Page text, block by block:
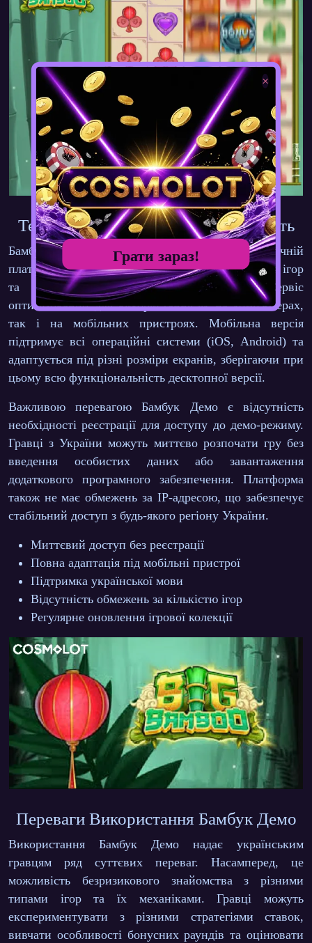
Технічні Особливості та Доступність
Бамбук Демо працює на сучасній технологічній
платформі, яка забезпечує швидке завантаження ігор
та стабільну роботу без зависань. Сервіс
оптимізований для використання як на комп'ютерах,
так і на мобільних пристроях. Мобільна версія
підтримує всі операційні системи (iOS, Android) та
адаптується під різні розміри екранів, зберігаючи при
цьому всю функціональність десктопної версії.
Важливою перевагою Бамбук Демо є відсутність
необхідності реєстрації для доступу до демо-режиму.
Гравці з України можуть миттєво розпочати гру без
введення особистих даних або завантаження
додаткового програмного забезпечення. Платформа
також не має обмежень за IP-адресою, що забезпечує
стабільний доступ з будь-якого регіону України.
Миттєвий доступ без реєстрації
Повна адаптація під мобільні пристрої
Підтримка української мови
Відсутність обмежень за кількістю ігор
Регулярне оновлення ігрової колекції
Переваги Використання Бамбук Демо
Використання Бамбук Демо надає українським
гравцям ряд суттєвих переваг. Насамперед, це
можливість безризикового знайомства з різними
типами ігор та їх механіками. Гравці можуть
експериментувати з різними стратегіями ставок,
вивчати особливості бонусних раундів та оцінювати
×
Грати зараз!